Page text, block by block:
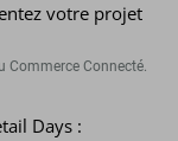
votre projet
Commerce Connecté.
Days :